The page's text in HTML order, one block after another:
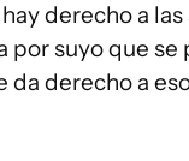
derecho a
por suyo que
da derecho a